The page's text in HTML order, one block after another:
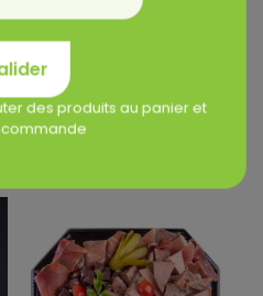
Planche de
charcuteries façon
« Tapas » – 10 pers.
Dispo en 3j
des produits au panier et